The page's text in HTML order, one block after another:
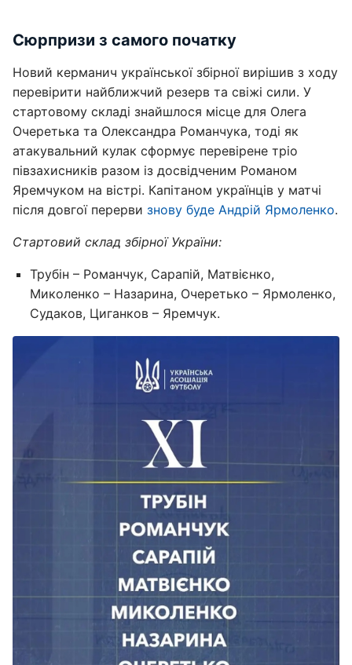
Сюрпризи з самого початку
Новий керманич української збірної вирішив з ходу
перевірити найближчий резерв та свіжі сили. У
стартовому складі знайшлося місце для Олега
Очеретька та Олександра Романчука, тоді як
атакувальний кулак сформує перевірене тріо
півзахисників разом із досвідченим Романом
Яремчуком на вістрі. Капітаном українців у матчі
після довгої перерви знову буде Андрій Ярмоленко.
Стартовий склад збірної України:
Трубін – Романчук, Сарапій, Матвієнко,
Миколенко – Назарина, Очеретько – Ярмоленко,
Судаков, Циганков – Яремчук.